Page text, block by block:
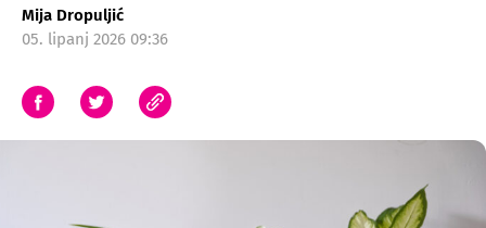
Mija Dropuljić
05. lipanj 2026 09:36